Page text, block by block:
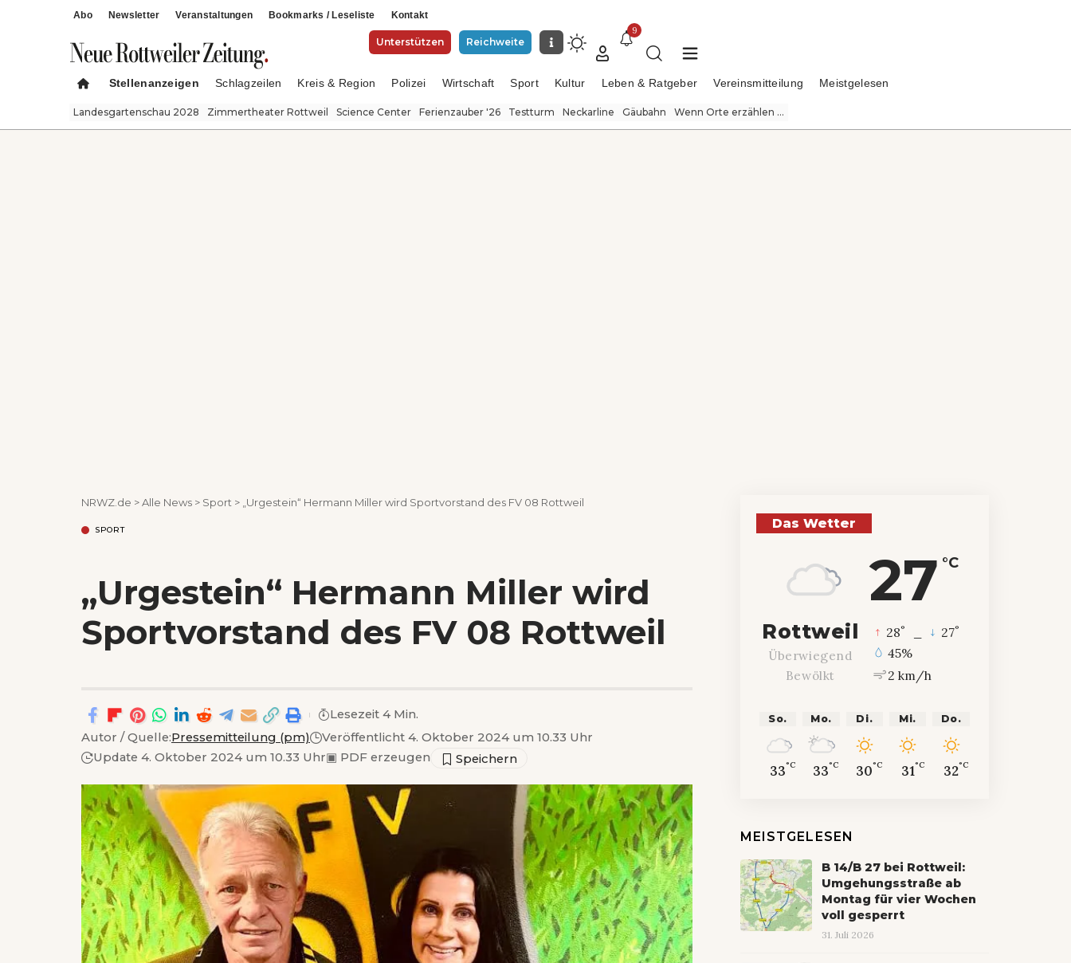
Abo Newsletter Veranstaltungen Bookmarks / Leseliste Kontakt
Unterstützen Reichweite
9
Stellenanzeigen Schlagzeilen Kreis & Region Polizei Wirtschaft Sport Kultur Leben & Ratgeber Vereinsmitteilung Meistgelesen
Landesgartenschau 2028 Zimmertheater Rottweil Science Center Ferienzauber '26 Testturm Neckarline Gäubahn Wenn Orte erzählen ...
NRWZ.de >Alle News > Sport > „Urgestein“ Hermann Miller wird Sportvorstand des FV 08 Rottweil
SPORT
„Urgestein“ Hermann Miller wird
Sportvorstand des FV 08 Rottweil
Autor / Quelle:Pressemitteilung (pm)
Veröffentlicht 4. Oktober 2024 um 10.33 Uhr
Update 4. Oktober 2024 um 10.33 Uhr▣ PDF erzeugen
Lesezeit 4 Min.
Das Wetter
27 °C
Rottweil
Überwiegend
Bewölkt
28° 27°
45%
2 km/h
So.
33°C
Mo.
33°C
Di.
30°C
Mi.
31°C
Do.
32°C
MEISTGELESEN
B 14/B 27 bei Rottweil:
Umgehungsstraße ab
Montag für vier Wochen
voll gesperrt
31. Juli 2026